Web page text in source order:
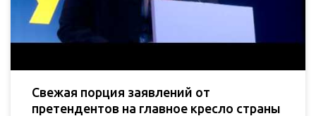
Свежая порция заявлений от
претендентов на главное кресло страны